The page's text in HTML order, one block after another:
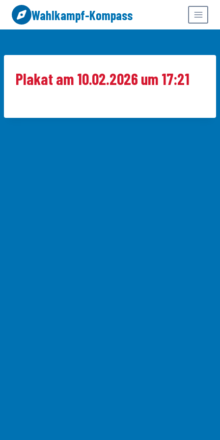
Zum
Inhalt
springen
Wahlkampf-Kompass
Plakat am 10.02.2026 um 17:21